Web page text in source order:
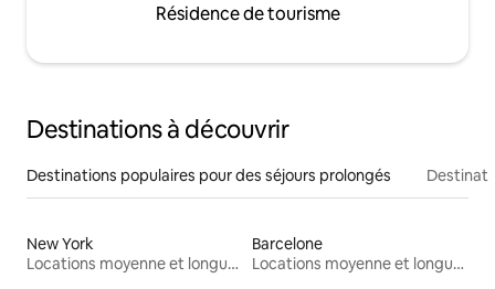
Résidence de tourisme
Destinations à découvrir
Destinations populaires pour des séjours prolongés
New York
Locations moyenne et longue durée
Barcelone
Locations moyenne et longue durée